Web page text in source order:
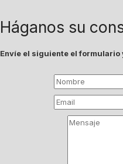
Háganos su
Envíe el siguiente el formulario